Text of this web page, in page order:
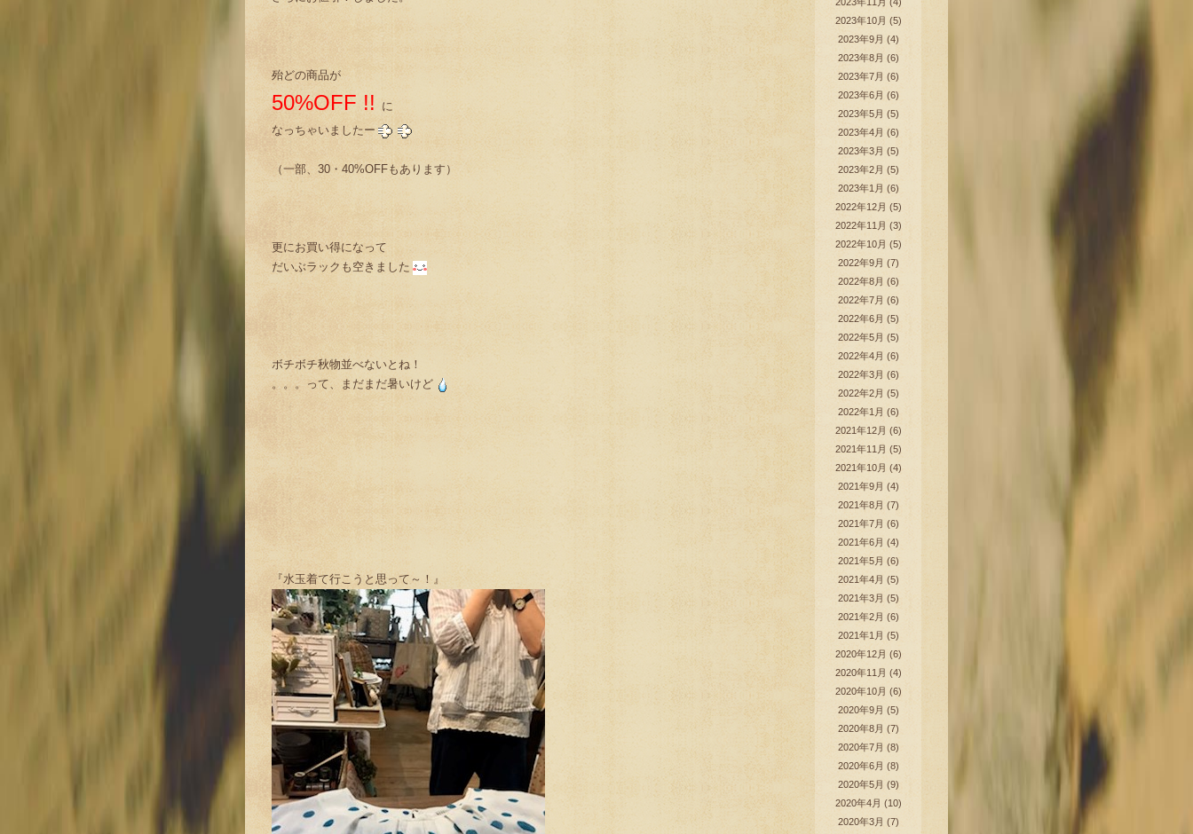
殆どの商品が
50%OFF !!
に
なっちゃいましたー
（一部、30・40%OFFもあります）
更にお買い得になって
だいぶラックも空きました
ボチボチ秋物並べないとね！
。。。って、まだまだ暑いけど
『水玉着て行こうと思って～！』
2023年10月 (5)
2023年9月 (4)
2023年8月 (6)
2023年7月 (6)
2023年6月 (6)
2023年5月 (5)
2023年4月 (6)
2023年3月 (5)
2023年2月 (5)
2023年1月 (6)
2022年12月 (5)
2022年11月 (3)
2022年10月 (5)
2022年9月 (7)
2022年8月 (6)
2022年7月 (6)
2022年6月 (5)
2022年5月 (5)
2022年4月 (6)
2022年3月 (6)
2022年2月 (5)
2022年1月 (6)
2021年12月 (6)
2021年11月 (5)
2021年10月 (4)
2021年9月 (4)
2021年8月 (7)
2021年7月 (6)
2021年6月 (4)
2021年5月 (6)
2021年4月 (5)
2021年3月 (5)
2021年2月 (6)
2021年1月 (5)
2020年12月 (6)
2020年11月 (4)
2020年10月 (6)
2020年9月 (5)
2020年8月 (7)
2020年7月 (8)
2020年6月 (8)
2020年5月 (9)
2020年4月 (10)
2020年3月 (7)